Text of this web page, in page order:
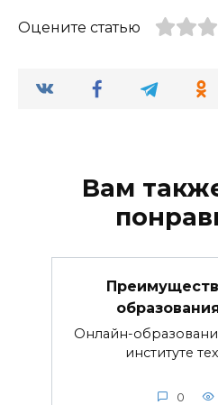
Оцените статью
Вам
Онлайн-
институте
0